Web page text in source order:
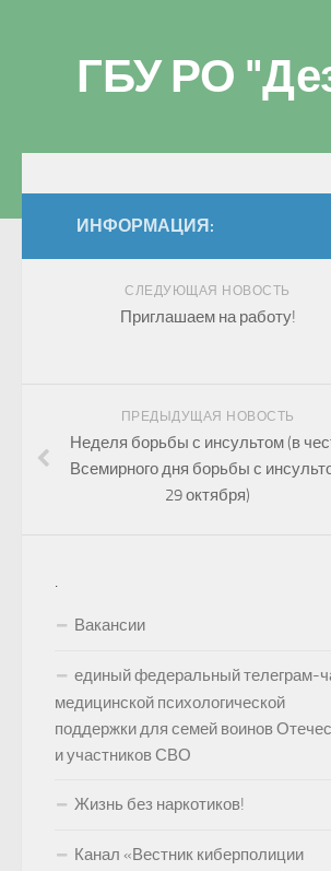
ГБУ РО
ИНФОРМАЦИЯ:
СЛЕДУЮЩАЯ НОВОСТЬ
Приглашаем на работу!
ПРЕДЫДУЩАЯ НОВОСТЬ
Неделя борьбы с инсультом (в
Всемирного дня борьбы с
29 октября)
.
Вакансии
единый федеральный телеграм-
медицинской психологической
поддержки для семей воинов
и участников СВО
Жизнь без наркотиков!
Канал «Вестник киберполиции